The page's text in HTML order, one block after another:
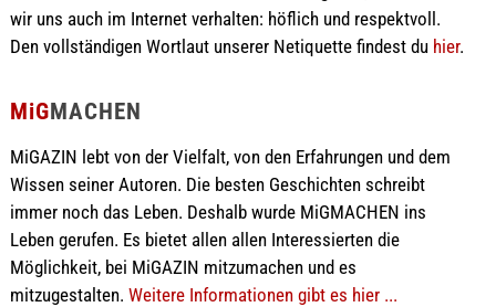
wir uns auch im Internet verhalten: höflich und respektvoll.
Den vollständigen Wortlaut unserer Netiquette findest du hier.
MiGMACHEN
MiGAZIN lebt von der Vielfalt, von den Erfahrungen und dem
Wissen seiner Autoren. Die besten Geschichten schreibt
immer noch das Leben. Deshalb wurde MiGMACHEN ins
Leben gerufen. Es bietet allen allen Interessierten die
Möglichkeit, bei MiGAZIN mitzumachen und es
mitzugestalten. Weitere Informationen gibt es hier ...